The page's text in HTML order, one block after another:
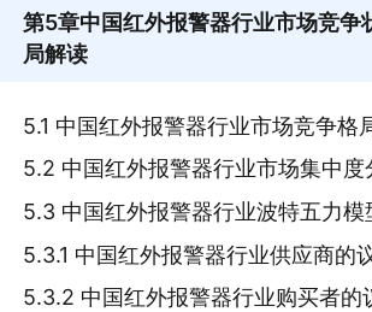
第5章中国红外报警器行业市场竞争
局解读
5.1 中国红外报警器行业市场竞争格
5.2 中国红外报警器行业市场集中度
5.3 中国红外报警器行业波特五力模
5.3.1 中国红外报警器行业供应商的
5.3.2 中国红外报警器行业购买者的